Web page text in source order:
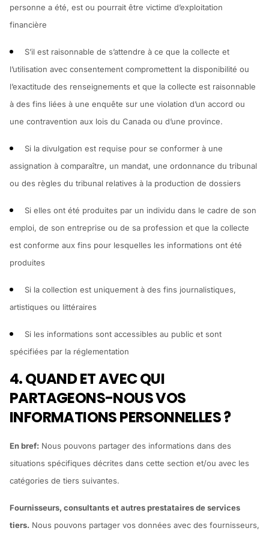
personne a été, est ou pourrait être victime d’exploitation
financière
S’il est raisonnable de s’attendre à ce que la collecte et
l’utilisation avec consentement compromettent la disponibilité ou
l’exactitude des renseignements et que la collecte est raisonnable
à des fins liées à une enquête sur une violation d’un accord ou
une contravention aux lois du Canada ou d’une province.
Si la divulgation est requise pour se conformer à une
assignation à comparaître, un mandat, une ordonnance du tribunal
ou des règles du tribunal relatives à la production de dossiers
Si elles ont été produites par un individu dans le cadre de son
emploi, de son entreprise ou de sa profession et que la collecte
est conforme aux fins pour lesquelles les informations ont été
produites
Si la collection est uniquement à des fins journalistiques,
artistiques ou littéraires
Si les informations sont accessibles au public et sont
spécifiées par la réglementation
4. QUAND ET AVEC QUI
PARTAGEONS-NOUS VOS
INFORMATIONS PERSONNELLES ?
En bref: Nous pouvons partager des informations dans des
situations spécifiques décrites dans cette section et/ou avec les
catégories de tiers suivantes.
Fournisseurs, consultants et autres prestataires de services
tiers. Nous pouvons partager vos données avec des fournisseurs,